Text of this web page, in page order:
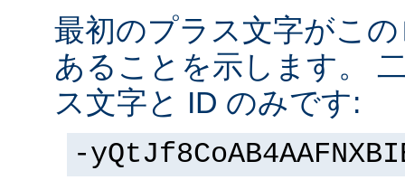
最初のプラス文字がこ
あることを示します。
ス文字と ID のみです:
-